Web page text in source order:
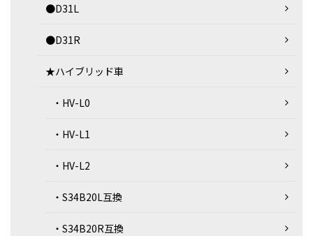
●D31L
●D31R
★ハイブリッド車
・HV-L0
・HV-L1
・HV-L2
・S34B20L互換
・S34B20R互換